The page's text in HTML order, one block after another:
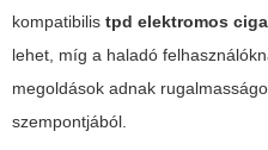
kompatibilis tpd elektromos
lehet, míg a haladó
megoldások adnak
szempontjából.